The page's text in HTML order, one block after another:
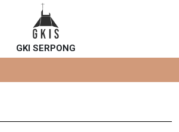
GKI SERPONG